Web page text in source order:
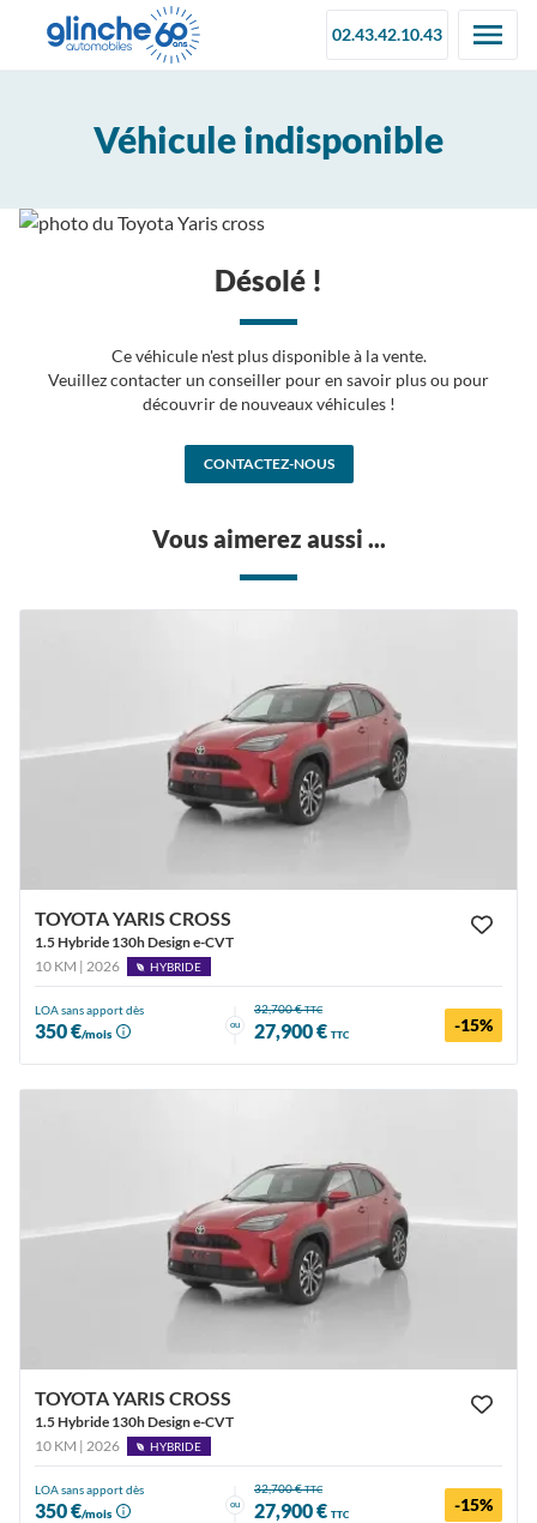
02.43.42.10.43
Véhicule indisponible
Désolé !
Ce véhicule n'est plus disponible à la vente.
Veuillez contacter un conseiller pour en savoir plus ou pour
découvrir de nouveaux véhicules !
CONTACTEZ-NOUS
Vous aimerez aussi ...
TOYOTA YARIS CROSS
1.5 Hybride 130h Design e-CVT
10 KM | 2026
HYBRIDE
LOA sans apport dès
350 €/mois
ou
32,700 €TTC
27,900 € TTC -15%
TOYOTA YARIS CROSS
1.5 Hybride 130h Design e-CVT
10 KM | 2026
HYBRIDE
LOA sans apport dès
350 €/mois
ou
32,700 €TTC
27,900 € TTC -15%